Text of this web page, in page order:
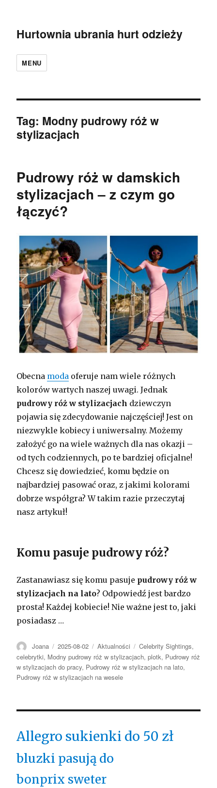
Hurtownia ubrania hurt odzieży
MENU
Tag: Modny pudrowy róż w
stylizacjach
Pudrowy róż w damskich
stylizacjach – z czym go
łączyć?
Obecna moda oferuje nam wiele różnych
kolorów wartych naszej uwagi. Jednak
pudrowy róż w stylizacjach dziewczyn
pojawia się zdecydowanie najczęściej! Jest on
niezwykle kobiecy i uniwersalny. Możemy
założyć go na wiele ważnych dla nas okazji –
od tych codziennych, po te bardziej oficjalne!
Chcesz się dowiedzieć, komu będzie on
najbardziej pasować oraz, z jakimi kolorami
dobrze współgra? W takim razie przeczytaj
nasz artykuł!
Komu pasuje pudrowy róż?
Zastanawiasz się komu pasuje pudrowy róż w
stylizacjach na lato? Odpowiedź jest bardzo
prosta! Każdej kobiecie! Nie ważne jest to, jaki
posiadasz …
Autor
Joana Opublikowano
2025-08-02 Kategorie
Aktualności Tagi
Celebrity Sightings,
celebrytki, Modny pudrowy róż w stylizacjach,plotk, Pudrowy róż
w stylizacjach do pracy, Pudrowy róż w stylizacjach na lato,
Pudrowy róż w stylizacjach na wesele
Allegro sukienki do 50 zł
bluzki pasują do
bonprix sweter